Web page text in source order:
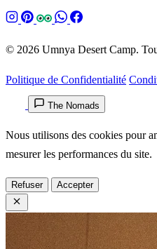
© 2026 Umnya Desert Camp.
Politique de Confidentialité
The Nomads
Nous utilisons des cookies pour
mesurer les performances du site.
Refuser Accepter